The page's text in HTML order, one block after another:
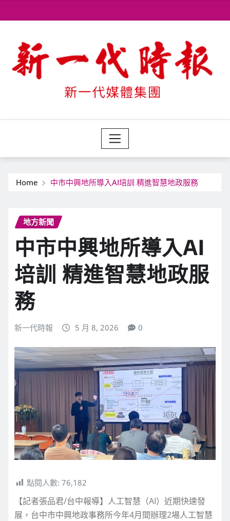
to
Home 中市中興地所導入AI培訓 精進智慧地政服務
地方新聞
中市中興地所導入AI
培訓 精進智慧地政服
務
新一代時報 5 月 8, 2026 0
點閱人數: 76,182
【記者張品君/台中報導】人工智慧（AI）近期快速發
展，台中市中興地政事務所今年4月間辦理2場人工智慧